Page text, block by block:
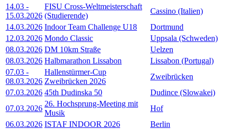
14.03 -
15.03.2026
FISU Cross-Weltmeisterschaft
(Studierende)
Cassino (Italien)
14.03.2026 Indoor Team Challenge U18
Dortmund
12.03.2026 Mondo Classic
Uppsala (Schweden)
08.03.2026 DM 10km Straße
Uelzen
08.03.2026 Halbmarathon Lissabon
Lissabon (Portugal)
07.03 -
08.03.2026
Hallenstürmer-Cup
Zweibrücken 2026
Zweibrücken
07.03.2026 45th Dudinska 50
Dudince (Slowakei)
07.03.2026
26. Hochsprung-Meeting mit
Musik
Hof
06.03.2026 ISTAF INDOOR 2026
Berlin